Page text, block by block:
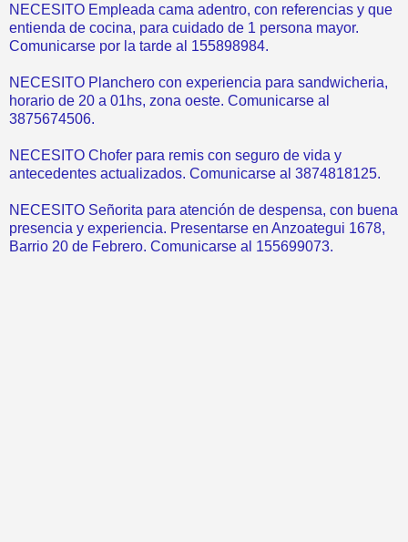
NECESITO Empleada cama adentro, con referencias y que
entienda de cocina, para cuidado de 1 persona mayor.
Comunicarse por la tarde al 155898984.
NECESITO Planchero con experiencia para sandwicheria,
horario de 20 a 01hs, zona oeste. Comunicarse al
3875674506.
NECESITO Chofer para remis con seguro de vida y
antecedentes actualizados. Comunicarse al 3874818125.
NECESITO Señorita para atención de despensa, con buena
presencia y experiencia. Presentarse en Anzoategui 1678,
Barrio 20 de Febrero. Comunicarse al 155699073.